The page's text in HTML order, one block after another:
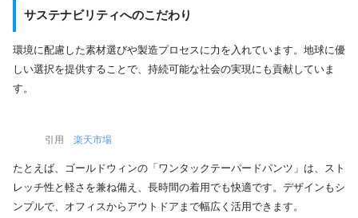
サステナビリティへのこだわり
環境に配慮した素材選びや製造プロセスに力を入れています。地球に優
しい選択を提供することで、持続可能な社会の実現にも貢献していま
す。
引用 楽天市場
たとえば、ゴールドウィンの「ワンタックテーパードパンツ」は、スト
レッチ性と軽さを兼ね備え、長時間の着用でも快適です。デザインもシ
ンプルで、オフィスからアウトドアまで幅広く活用できます。